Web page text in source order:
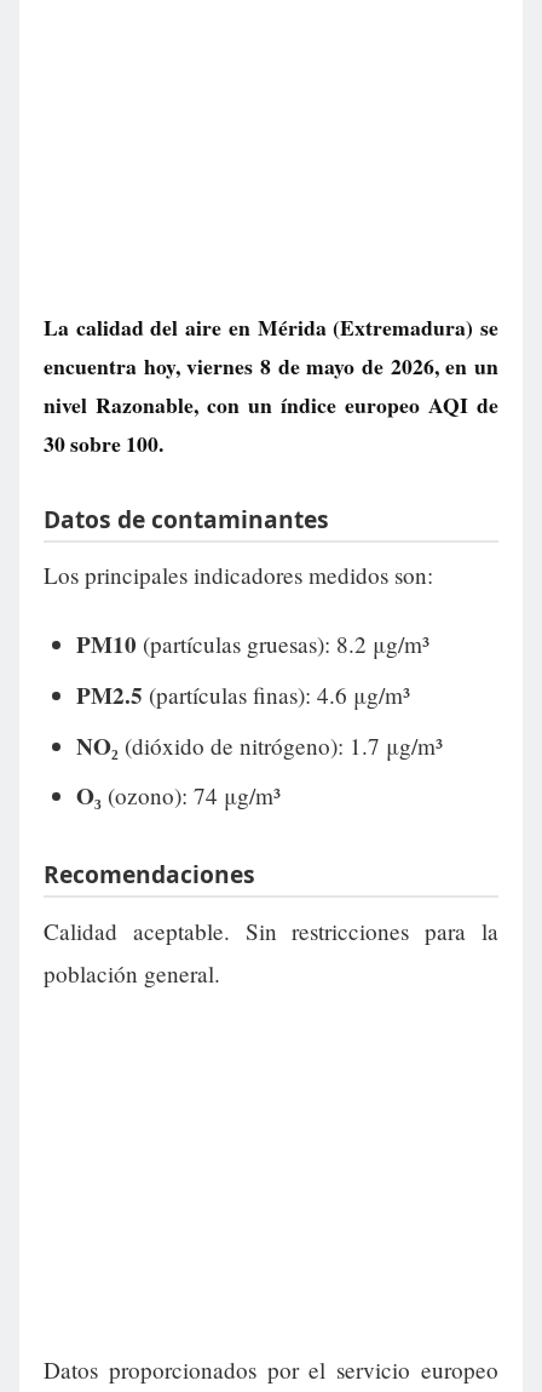
La calidad del aire en Mérida(Extremadura) se
encuentra hoy, viernes 8 de mayo de 2026, en un
nivel Razonable, con un índice europeo AQI de
30sobre 100.
Datos de contaminantes
Los principales indicadores medidos son:
PM10 (partículas gruesas): 8.2 μg/m³
PM2.5 (partículas finas): 4.6 μg/m³
NO₂ (dióxido de nitrógeno): 1.7 μg/m³
O₃ (ozono): 74 μg/m³
Recomendaciones
Calidad aceptable. Sin restricciones para la
población general.
Datos proporcionados por el servicio europeo